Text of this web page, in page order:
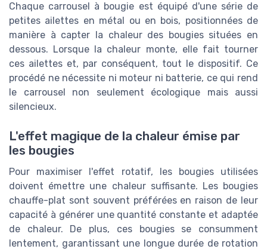
Chaque carrousel à bougie est équipé d'une série de
petites ailettes en métal ou en bois, positionnées de
manière à capter la chaleur des bougies situées en
dessous. Lorsque la chaleur monte, elle fait tourner
ces ailettes et, par conséquent, tout le dispositif. Ce
procédé ne nécessite ni moteur ni batterie, ce qui rend
le carrousel non seulement écologique mais aussi
silencieux.
L'effet magique de la chaleur émise par
les bougies
Pour maximiser l'effet rotatif, les bougies utilisées
doivent émettre une chaleur suffisante. Les bougies
chauffe-plat sont souvent préférées en raison de leur
capacité à générer une quantité constante et adaptée
de chaleur. De plus, ces bougies se consumment
lentement, garantissant une longue durée de rotation